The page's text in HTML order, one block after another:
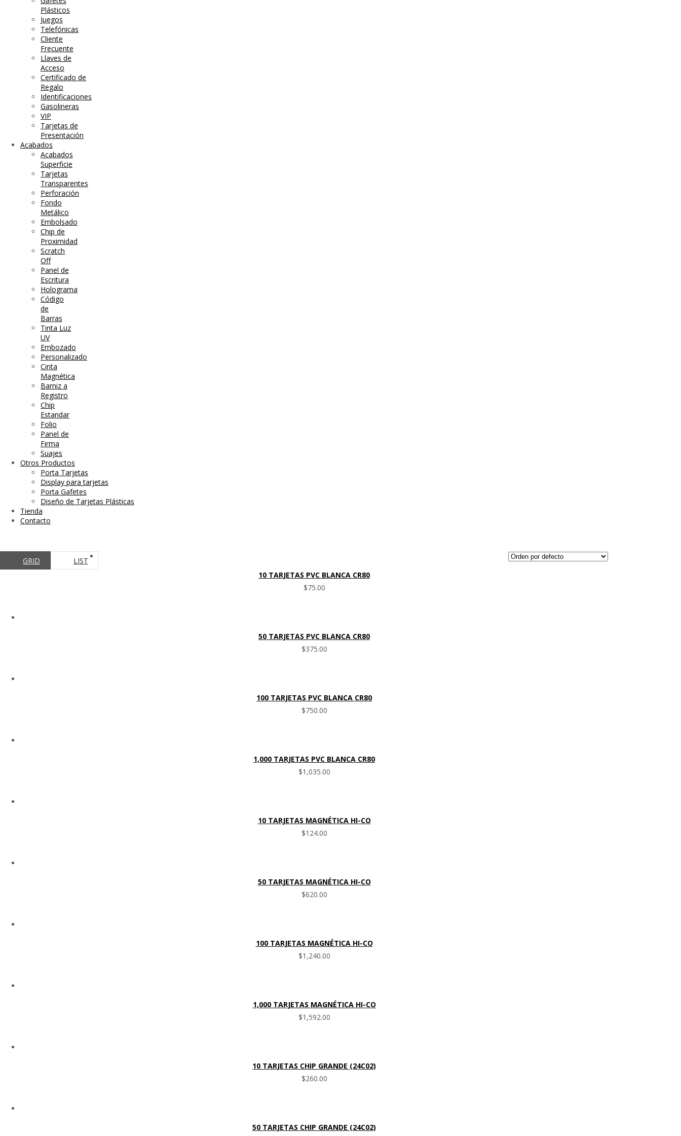
Plásticos
Juegos
Telefónicas
Cliente
Frecuente
Llaves de
Acceso
Certificado de
Regalo
Identificaciones
Gasolineras
VIP
Tarjetas de
Presentación
Acabados
Acabados
Superficie
Tarjetas
Transparentes
Perforación
Fondo
Metálico
Embolsado
Chip de
Proximidad
Scratch
Off
Panel de
Escritura
Holograma
Código
de
Barras
Tinta Luz
UV
Embozado
Personalizado
Cinta
Magnética
Barniz a
Registro
Chip
Estandar
Folio
Panel de
Firma
Suajes
Otros Productos
Porta Tarjetas
Display para tarjetas
Porta Gafetes
Diseño de Tarjetas Plásticas
Tienda
Contacto
GRID
LIST
10 TARJETAS PVC BLANCA CR80
$75.00
50 TARJETAS PVC BLANCA CR80
$375.00
100 TARJETAS PVC BLANCA CR80
$750.00
1,000 TARJETAS PVC BLANCA CR80
$1,035.00
10 TARJETAS MAGNÉTICA HI-CO
$124.00
50 TARJETAS MAGNÉTICA HI-CO
$620.00
100 TARJETAS MAGNÉTICA HI-CO
$1,240.00
1,000 TARJETAS MAGNÉTICA HI-CO
$1,592.00
10 TARJETAS CHIP GRANDE (24C02)
$260.00
50 TARJETAS CHIP GRANDE (24C02)